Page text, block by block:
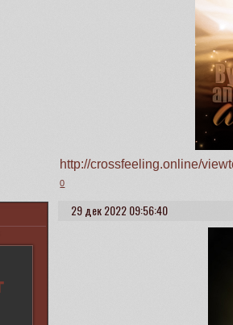
http://crossfeeling.online/
0
29 дек 2022 09:56:40